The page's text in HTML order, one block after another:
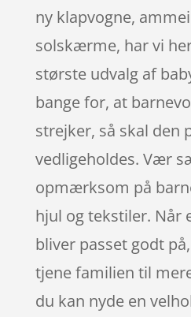
ny klapvogne,
solskærme, har vi
største udvalg af
bange for, at
strejker, så skal den
vedligeholdes. Vær
opmærksom på
hjul og tekstiler. Når
bliver passet godt
tjene familien til
du kan nyde en